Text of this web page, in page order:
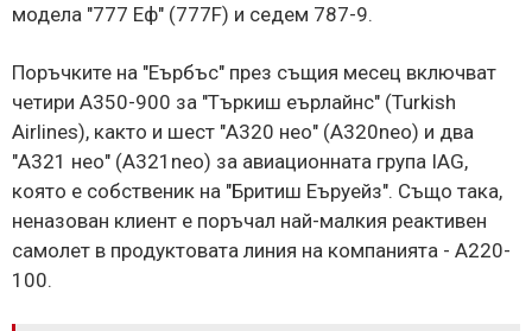
модела "777 Еф" (777F) и седем 787-9.
Поръчките на "Еърбъс" през същия месец включват
четири A350-900 за "Търкиш еърлайнс" (Turkish
Airlines), както и шест "А320 нео" (A320neo) и два
"А321 нео" (A321neo) за авиационната група IAG,
която е собственик на "Бритиш Еъруейз". Също така,
неназован клиент е поръчал най-малкия реактивен
самолет в продуктовата линия на компанията - A220-
100.